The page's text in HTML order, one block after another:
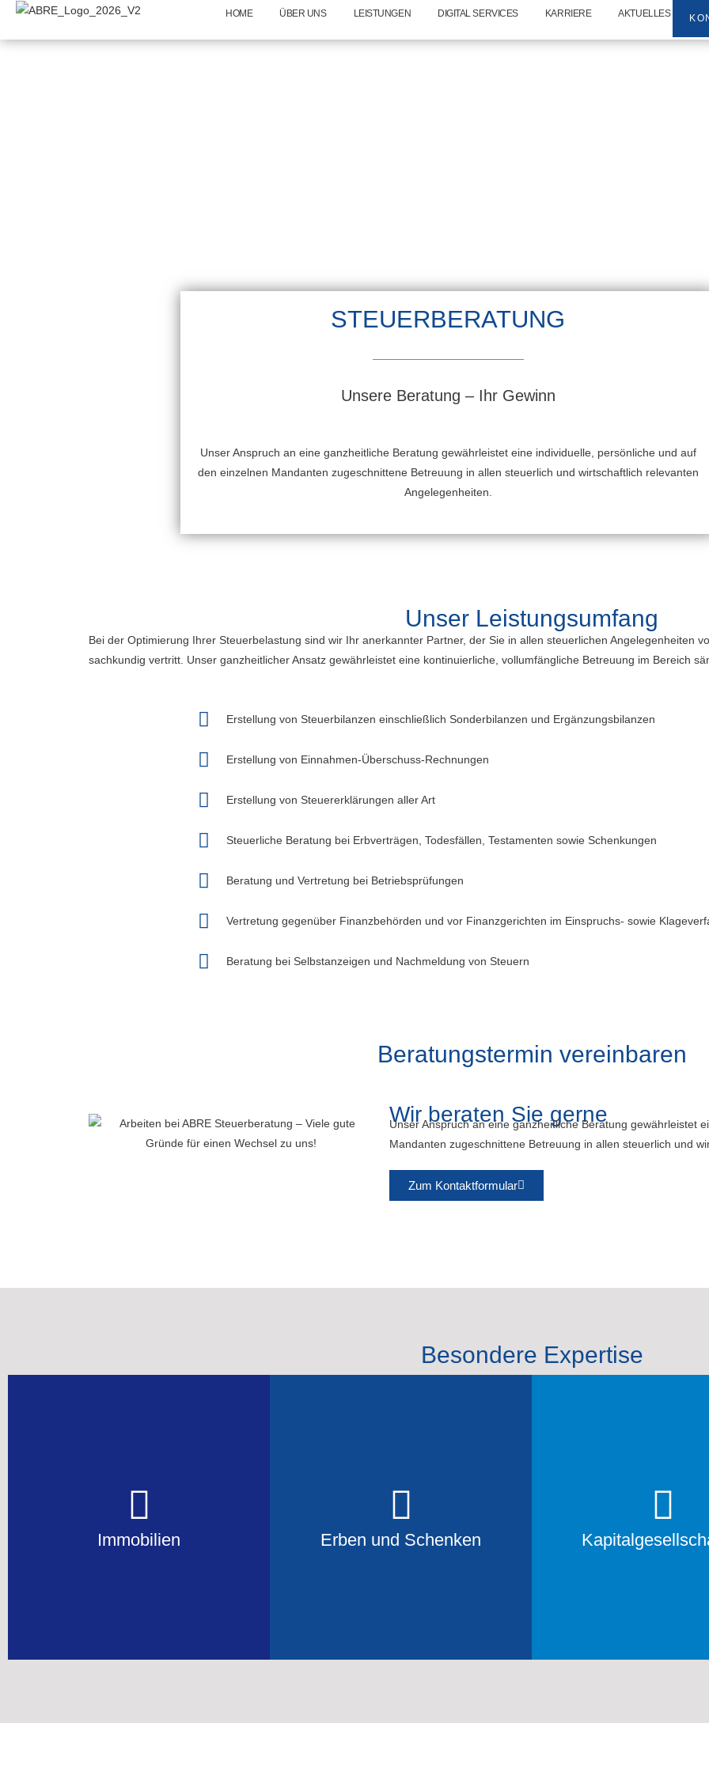
HOME ÜBER UNS LEISTUNGEN DIGITAL SERVICES KARRIERE AKTUELLES
STEUERBERATUNG
Unsere Beratung – Ihr Gewinn
Unser Anspruch an eine ganzheitliche Beratung gewährleistet eine individuelle, persönliche und auf
den einzelnen Mandanten zugeschnittene Betreuung in allen steuerlich und wirtschaftlich relevanten
Angelegenheiten.
Unser Leistungsumfang
Bei der Optimierung Ihrer Steuerbelastung sind wir Ihr anerkannter Partner, der Sie in allen steuerlichen Angelegenheiten
sachkundig vertritt. Unser ganzheitlicher Ansatz gewährleistet eine kontinuierliche, vollumfängliche Betreuung im Bereich
Erstellung von Steuerbilanzen einschließlich Sonderbilanzen und Ergänzungsbilanzen
Erstellung von Einnahmen-Überschuss-Rechnungen
Erstellung von Steuererklärungen aller Art
Steuerliche Beratung bei Erbverträgen, Todesfällen, Testamenten sowie Schenkungen
Beratung und Vertretung bei Betriebsprüfungen
Vertretung gegenüber Finanzbehörden und vor Finanzgerichten im Einspruchs- sowie
Beratung bei Selbstanzeigen und Nachmeldung von Steuern
Beratungstermin vereinbaren
Wir beraten Sie gerne
Unser Anspruch an eine ganzheitliche Beratung gewährleistet
Mandanten zugeschnittene Betreuung in allen steuerlich und
Zum Kontaktformular
Besondere Expertise
Immobilien Erben und Schenken